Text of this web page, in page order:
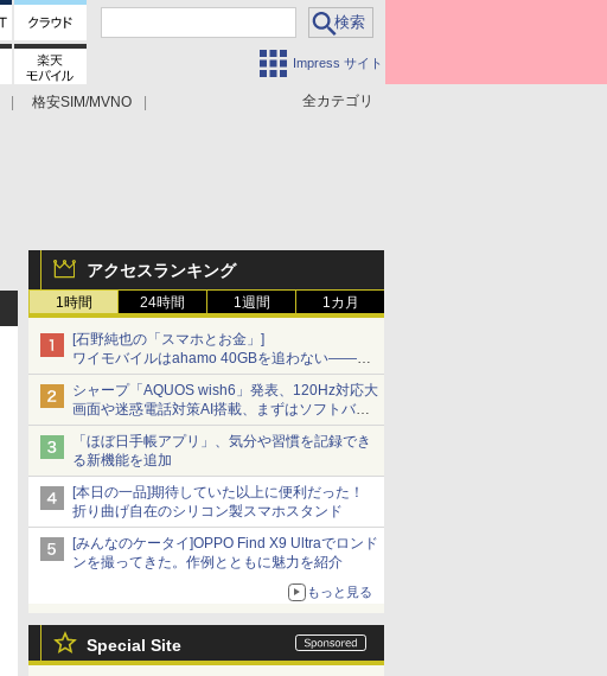
Impress サイト
全カテゴリ
格安SIM/MVNO
アクセスランキング
1時間 24時間 1週間 1カ月
[石野純也の「スマホとお金」]
ワイモバイルはahamo 40GBを追わない――単
身向け「超おトク割」の安さと1年限定の注意
点
シャープ「AQUOS wish6」発表、120Hz対応大
画面や迷惑電話対策AI搭載、まずはソフトバン
クの法人向け
「ほぼ日手帳アプリ」、気分や習慣を記録でき
る新機能を追加
[本日の一品]期待していた以上に便利だった！
折り曲げ自在のシリコン製スマホスタンド
[みんなのケータイ]OPPO Find X9 Ultraでロンド
ンを撮ってきた。作例とともに魅力を紹介
もっと見る
Special Site